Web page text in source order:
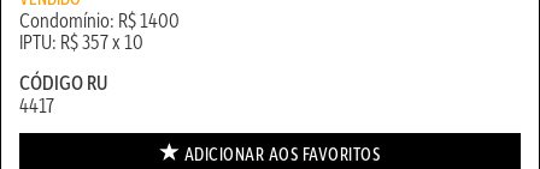
Condomínio: R$ 1400
IPTU: R$ 357 x 10
CÓDIGO RU
4417
ADICIONAR AOS FAVORITOS